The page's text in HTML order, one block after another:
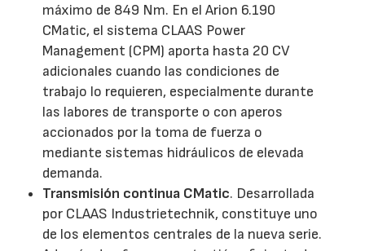
máximo de 849 Nm. En el Arion 6.190
CMatic, el sistema CLAAS Power
Management (CPM) aporta hasta 20 CV
adicionales cuando las condiciones de
trabajo lo requieren, especialmente durante
las labores de transporte o con aperos
accionados por la toma de fuerza o
mediante sistemas hidráulicos de elevada
demanda.
Transmisión continua CMatic. Desarrollada
por CLAAS Industrietechnik, constituye uno
de los elementos centrales de la nueva serie.